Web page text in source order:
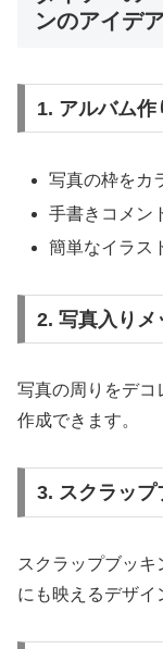
ンのアイデ
1. アルバム作
写真の枠をカ
手書きコメン
簡単なイラス
2. 写真入りメ
写真の周りをデコ
作成できます。
3. スクラップ
スクラップブッ
にも映えるデザイ